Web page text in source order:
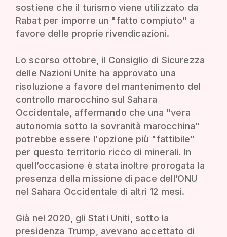
sostiene che il turismo viene utilizzato da
Rabat per imporre un "fatto compiuto" a
favore delle proprie rivendicazioni.
Lo scorso ottobre, il Consiglio di Sicurezza
delle Nazioni Unite ha approvato una
risoluzione a favore del mantenimento del
controllo marocchino sul Sahara
Occidentale, affermando che una "vera
autonomia sotto la sovranità marocchina"
potrebbe essere l'opzione più "fattibile"
per questo territorio ricco di minerali. In
quell’occasione è stata inoltre prorogata la
presenza della missione di pace dell’ONU
nel Sahara Occidentale di altri 12 mesi.
Già nel 2020, gli Stati Uniti, sotto la
presidenza Trump, avevano accettato di